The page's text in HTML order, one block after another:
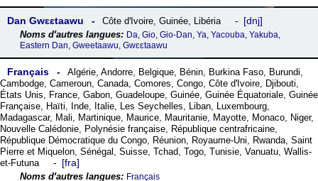
Dan Gwɛɛtaawu Côte dꞌIvoire, Guinée, Libéria dnj
Da, Gio, Gio-Dan, Ya, Yacouba, Yakuba,
Eastern Dan, Gweetaawu, Gwɛɛtaawu
Français Algérie, Andorre, Belgique, Bénin, Burkina Faso, Burundi,
Cambodge, Cameroun, Canada, Comores, Congo, Côte dꞌIvoire, Djibouti,
États Unis, France, Gabon, Guadeloupe, Guinée, Guinée Équatoriale, Guinée
Française, Haïti, Inde, Italie, Les Seychelles, Liban, Luxembourg,
Madagascar, Mali, Martinique, Maurice, Mauritanie, Mayotte, Monaco, Niger,
Nouvelle Calédonie, Polynésie française, République centrafricaine,
République Démocratique du Congo, Réunion, Royaume-Uni, Rwanda, Saint
Pierre et Miquelon, Sénégal , Suisse, Tchad, Togo, Tunisie, Vanuatu, Wallis-
et-Futuna
fra
Français